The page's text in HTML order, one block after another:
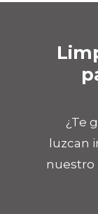
¿Te
luzcan
nuestro